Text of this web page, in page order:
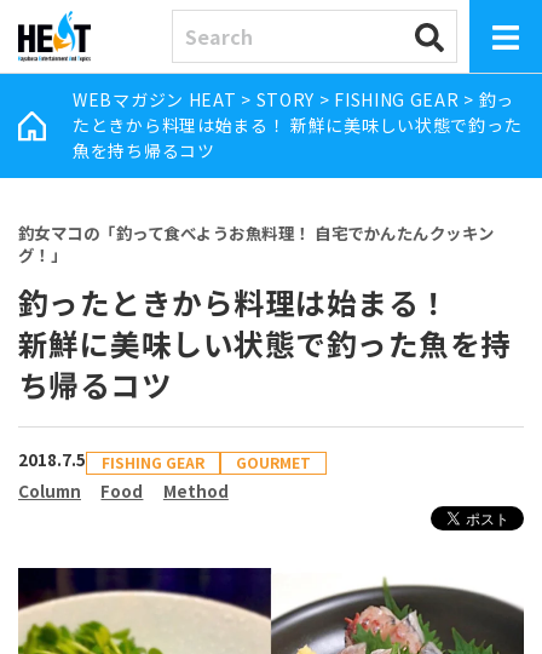
WEBマガジン HEAT > STORY > FISHING GEAR > 釣っ
たときから料理は始まる！ 新鮮に美味しい状態で釣った
魚を持ち帰るコツ
釣女マコの「釣って食べようお魚料理！ 自宅でかんたんクッキン
グ！」
釣ったときから料理は始まる！
新鮮に美味しい状態で釣った魚を持
ち帰るコツ
2018.7.5 FISHING GEAR GOURMET
Column Food Method